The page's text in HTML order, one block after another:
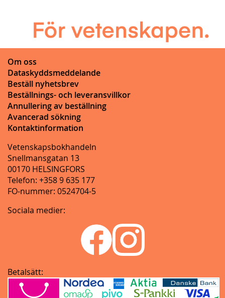
Om oss
Dataskyddsmeddelande
Beställ nyhetsbrev
Beställnings- och leveransvillkor
Annullering av beställning
Avancerad sökning
Kontaktinformation
Vetenskapsbokhandeln
Snellmansgatan 13
00170 HELSINGFORS
Telefon: +358 9 635 177
FO-nummer: 0524704-5
Sociala medier:
Betalsätt: